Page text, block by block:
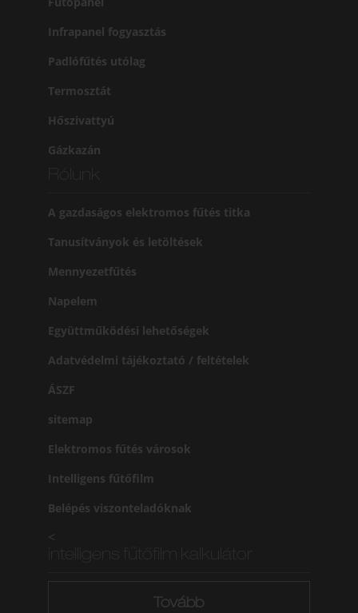
Infrapanel fogyasztás
Padlófűtés utólag
Termosztát
Hőszivattyú
Gázkazán
A gazdaságos elektromos fűtés titka
Tanusítványok és letöltések
Mennyezetfűtés
Napelem
Együttműködési lehetőségek
Adatvédelmi tájékoztató / feltételek
ÁSZF
sitemap
Elektromos fűtés városok
Intelligens fűtőfilm
Belépés viszonteladóknak
<
Tovább